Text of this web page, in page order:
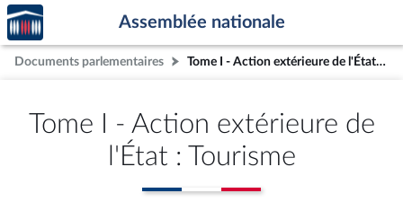
Aller au contenu
Aller en bas de la page
Accèder
à la
page
d'accueil
Assemblée nationale
Documents parlementaires Tome I - Action extérieure de l'État : Tourisme
Tome I - Action extérieure de
l'État : Tourisme